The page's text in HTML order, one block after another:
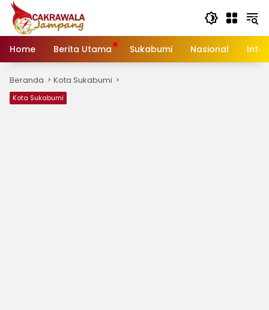
Langsung
konten
Home
Berita Utama Sukabumi Nasional
Beranda Kota Sukabumi
Kota Sukabumi